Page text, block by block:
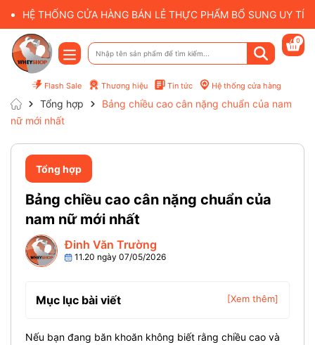
HỆ THỐNG CỬA HÀNG BÁN LẺ THỰC PHẨM BỔ SUNG UY
Flash Sale Thương hiệu Tin tức Hệ thống cửa hàng
0
Tổng hợp
Bảng chiều cao cân nặng chuẩn của nam
nữ mới nhất
Tổng hợp
Bảng chiều cao cân nặng chuẩn của
nam nữ mới nhất
Đinh Văn Trường
11.20 ngày 07/05/2026
Mục lục bài viết [Xem thêm]
Nếu bạn đang băn khoăn không biết rằng chiều cao và